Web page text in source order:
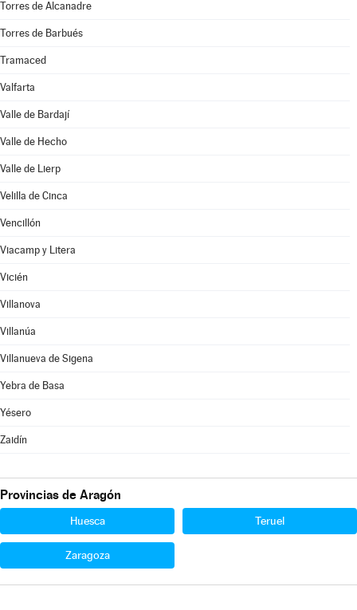
Torres de Alcanadre
Torres de Barbués
Tramaced
Valfarta
Valle de Bardají
Valle de Hecho
Valle de Lierp
Velilla de Cinca
Vencillón
Viacamp y Litera
Vicién
Villanova
Villanúa
Villanueva de Sigena
Yebra de Basa
Yésero
Zaidín
Provincias de Aragón
Huesca Teruel
Zaragoza